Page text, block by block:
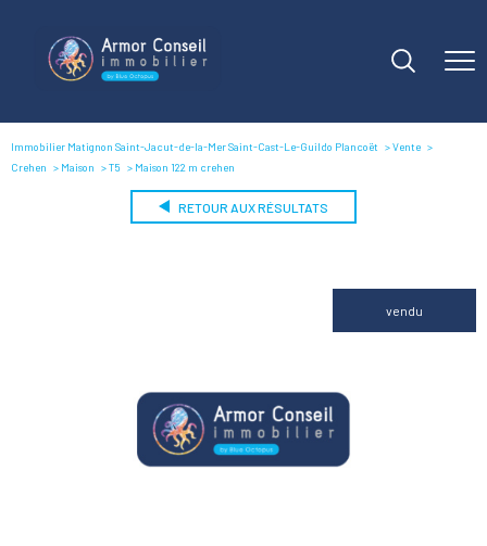
Immobilier Matignon Saint-Jacut-de-la-Mer Saint-Cast-Le-Guildo Plancoët
Vente
Crehen
Maison T5 Maison 122 m crehen
RETOUR AUX RÉSULTATS
vendu